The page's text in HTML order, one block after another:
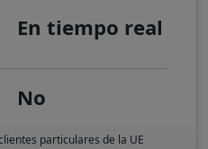
En tiempo real
No
particulares de la UE